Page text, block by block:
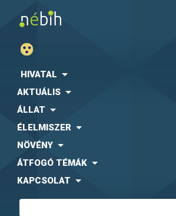
HIVATAL
AKTUÁLIS
ÁLLAT
ÉLELMISZER
NÖVÉNY
ÁTFOGÓ TÉMÁK
KAPCSOLAT